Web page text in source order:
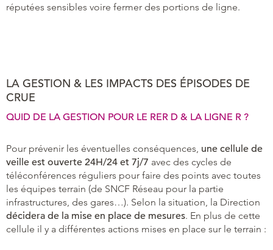
réputées sensibles voire fermer des portions de ligne.
LA GESTION & LES IMPACTS DES ÉPISODES DE
CRUE
QUID DE LA GESTION POUR LE RER D & LA LIGNE R ?
Pour prévenir les éventuelles conséquences, une cellule de
veille est ouverte 24H/24 et 7j/7 avec des cycles de
téléconférences réguliers pour faire des points avec toutes
les équipes terrain (de SNCF Réseau pour la partie
infrastructures, des gares…). Selon la situation, la Direction
décidera de la mise en place de mesures. En plus de cette
cellule il y a différentes actions mises en place sur le terrain :